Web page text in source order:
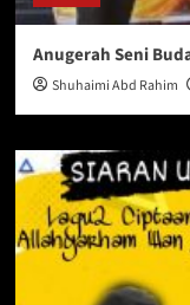
Anugerah Seni
Shuhaimi Abd Rahim